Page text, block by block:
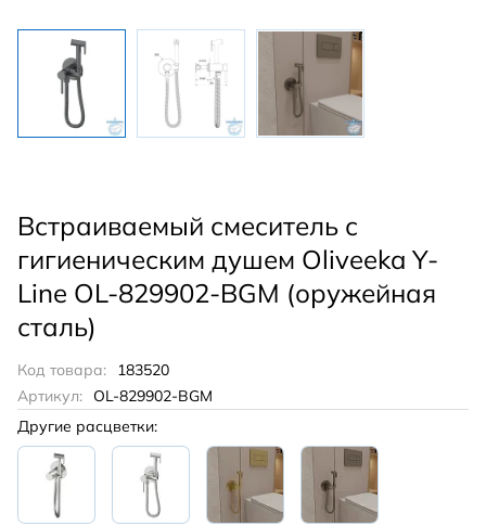
Встраиваемый смеситель с
гигиеническим душем Oliveeka Y-
Line OL-829902-BGM (оружейная
сталь)
Код товара:
183520
Артикул:
OL-829902-BGM
Другие расцветки: